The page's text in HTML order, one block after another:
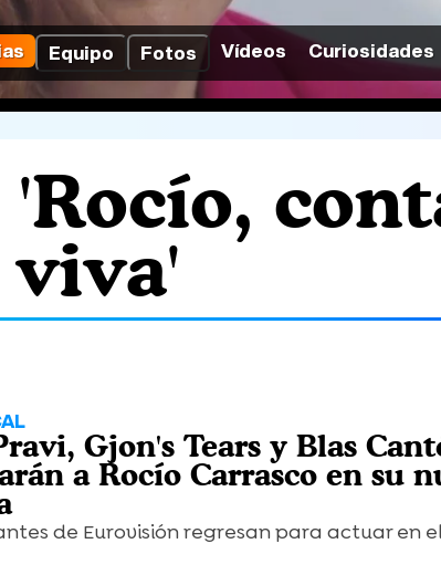
Equipo Fotos Vídeos Curiosidades
viva'
Gjon's Tears y Blas
a Rocío Carrasco en su
de Eurovisión regresan para actuar en